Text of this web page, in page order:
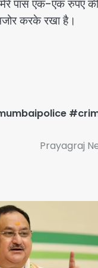
पास एक-एक रुपए
करके रखा है।
Prayagraj